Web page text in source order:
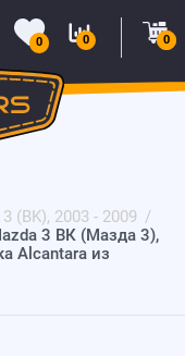
0 0 0
3 (BK), 2003 - 2009
3 ВК (Мазда 3),
Alcantara из